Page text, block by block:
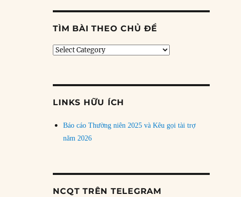
TÌM BÀI THEO CHỦ ĐỀ
Tìm
chủ
LINKS HỮU ÍCH
Báo cáo Thường niên 2025 và Kêu gọi tài trợ
năm 2026
NCQT TRÊN TELEGRAM